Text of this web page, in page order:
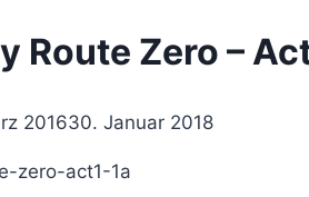
Route Zero –
201630. Januar 2018